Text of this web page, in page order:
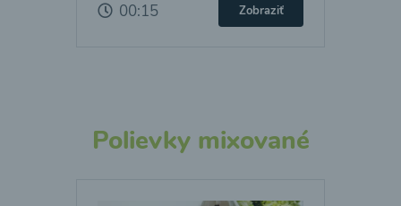
00:15 Zobraziť
Polievky mixované